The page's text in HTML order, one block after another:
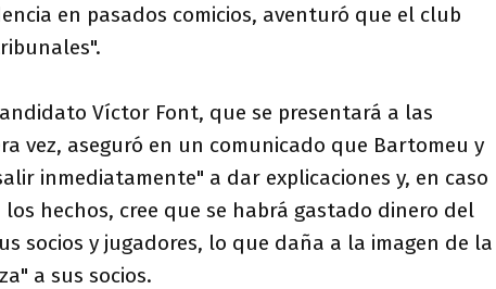
en pasados comicios, aventuró que el club
Víctor Font, que se presentará a las
vez, aseguró en un comunicado que Bartomeu y
inmediatamente" a dar explicaciones y, en caso
hechos, cree que se habrá gastado dinero del
socios y jugadores, lo que daña a la imagen de la
a sus socios.